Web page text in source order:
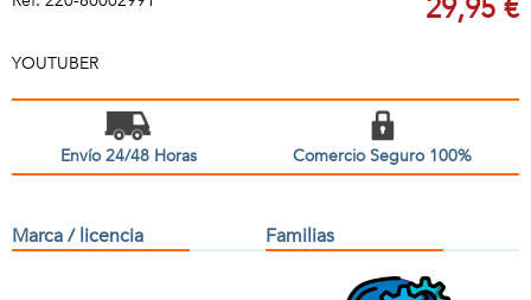
29,95 €
YOUTUBER
Envío 24/48 Horas Comercio Seguro 100%
Marca / licencia Familias